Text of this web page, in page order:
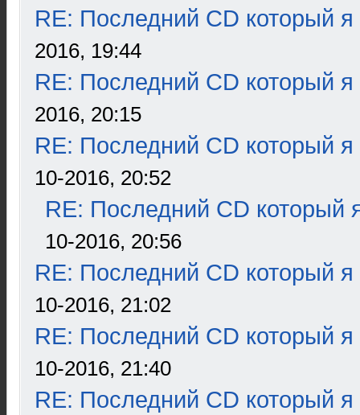
RE: Последний CD который я
2016, 19:44
RE: Последний CD который я
2016, 20:15
RE: Последний CD который я
10-2016, 20:52
RE: Последний CD который
10-2016, 20:56
RE: Последний CD который я
10-2016, 21:02
RE: Последний CD который я
10-2016, 21:40
RE: Последний CD который я